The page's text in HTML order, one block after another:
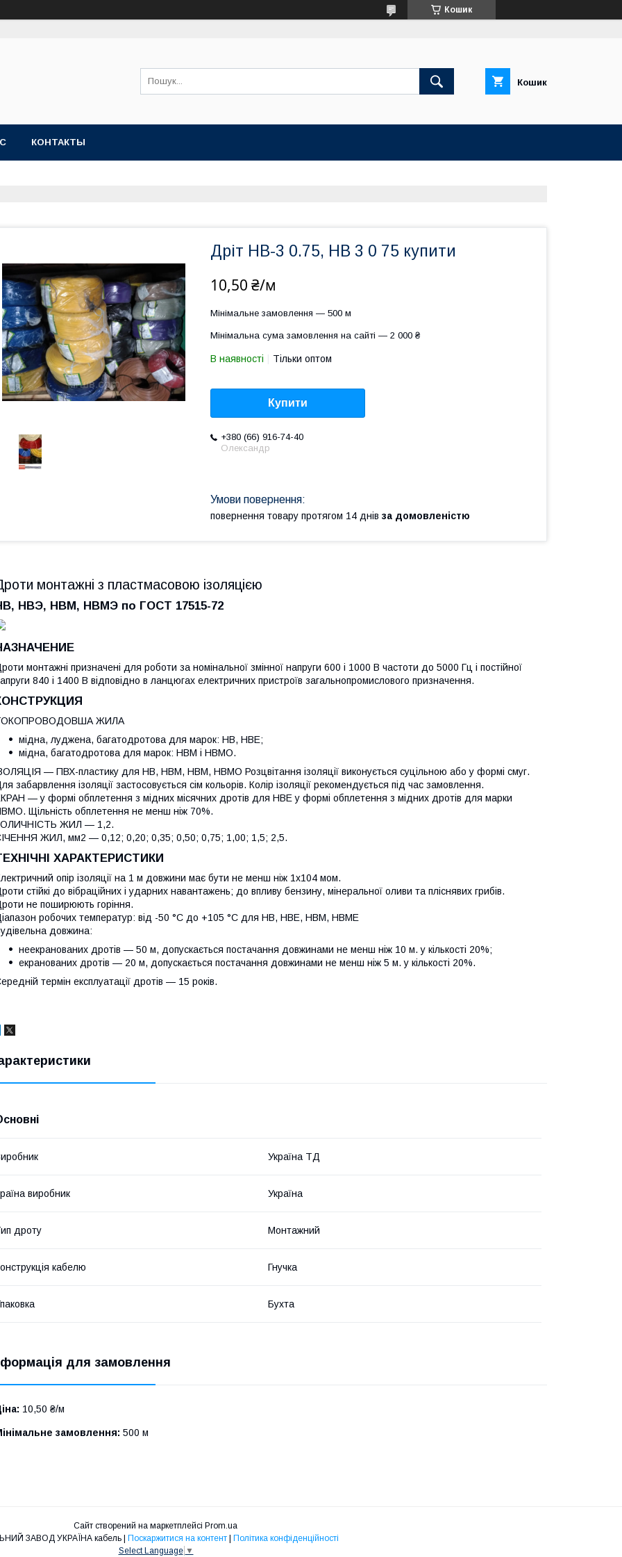
Кошик
Кошик
КОНТАКТЫ
Дріт НВ-3 0.75, НВ 3 0 75 купити
10,50 ₴/м
Мінімальне замовлення — 500 м
Мінімальна сума замовлення на сайті — 2 000 ₴
В наявності Тільки оптом
Купити
+380 (66) 916-74-40
Олександр
повернення товару протягом 14 днів за домовленістю
монтажні з пластмасовою ізоляцією
НВЭ, НВМ, НВМЭ по ГОСТ 17515-72
монтажні призначені для роботи за номінальної змінної напруги 600 і 1000 В частоти до 5000 Гц і постійної
840 і 1400 В відповідно в ланцюгах електричних пристроїв загальнопромислового призначення.
ЖИЛА
мідна, луджена, багатодротова для марок: НВ, НВЕ;
мідна, багатодротова для марок: НВМ і НВМО.
— ПВХ-пластику для НВ, НВМ, НВМ, НВМО Розцвітання ізоляції виконується суцільною або у формі смуг.
забарвлення ізоляції застосовується сім кольорів. Колір ізоляції рекомендується під час замовлення.
— у формі обплетення з мідних місячних дротів для НВЕ у формі обплетення з мідних дротів для марки
Щільність обплетення не менш ніж 70%.
ЖИЛ — 1,2.
ЖИЛ, мм2 — 0,12; 0,20; 0,35; 0,50; 0,75; 1,00; 1,5; 2,5.
ХАРАКТЕРИСТИКИ
опір ізоляції на 1 м довжини має бути не менш ніж 1х104 мом.
стійкі до вібраційних і ударних навантажень; до впливу бензину, мінеральної оливи та пліснявих грибів.
не поширюють горіння.
робочих температур: від -50 °C до +105 °C для НВ, НВЕ, НВМ, НВМЕ
довжина:
неекранованих дротів — 50 м, допускається постачання довжинами не менш ніж 10 м. у кількості 20%;
екранованих дротів — 20 м, допускається постачання довжинами не менш ніж 5 м. у кількості 20%.
термін експлуатації дротів — 15 років.
Україна ТД
виробник Україна
дроту Монтажний
кабелю Гнучка
Бухта
для замовлення
10,50 ₴/м
замовлення: 500 м
Сайт створений на маркетплейсі Prom.ua
КАБЕЛЬНИЙ ЗАВОД УКРАЇНА кабель | Поскаржитися на контент | Політика конфіденційності
Select Language ▼